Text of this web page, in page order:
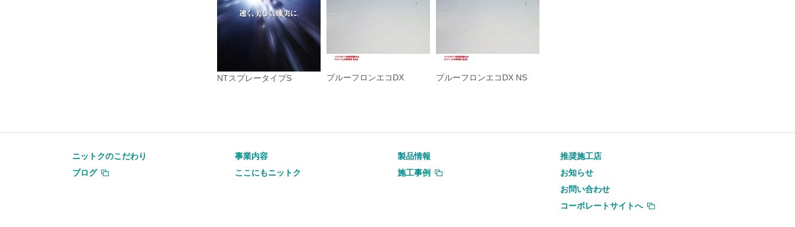
NTスプレータイプS プルーフロンエコDX プルーフロンエコDX NS
ニットクのこだわり
ブログ
事業内容
ここにもニットク
製品情報
施工事例
推奨施工店
お知らせ
お問い合わせ
コーポレートサイトへ